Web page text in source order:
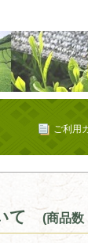
ご利用
て (商品数